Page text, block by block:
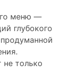
меню —
глубокого
не только